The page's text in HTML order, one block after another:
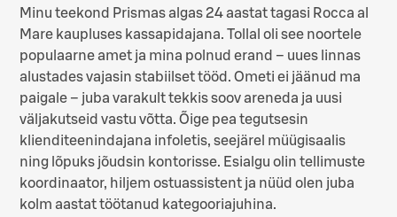
is
(Twitteris)
Minu teekond Prismas algas 24 aastat tagasi Rocca al
Mare kaupluses kassapidajana. Tollal oli see noortele
populaarne amet ja mina polnud erand – uues linnas
alustades vajasin stabiilset tööd. Ometi ei jäänud ma
paigale – juba varakult tekkis soov areneda ja uusi
väljakutseid vastu võtta. Õige pea tegutsesin
klienditeenindajana infoletis, seejärel müügisaalis
ning lõpuks jõudsin kontorisse. Esialgu olin tellimuste
koordinaator, hiljem ostuassistent ja nüüd olen juba
kolm aastat töötanud kategooriajuhina.